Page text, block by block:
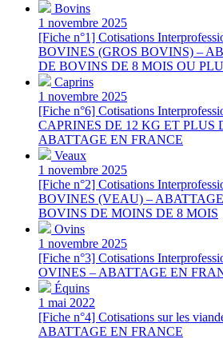
Bovins
1 novembre 2025
[Fiche n°1] Cotisations
BOVINES (GROS BOVINS) –
DE BOVINS DE 8 MOIS OU
Caprins
1 novembre 2025
[Fiche n°6] Cotisations
CAPRINES DE 12 KG ET PLUS
ABATTAGE EN FRANCE
Veaux
1 novembre 2025
[Fiche n°2] Cotisations
BOVINES (VEAU) –
BOVINS DE MOINS DE 8 MOIS
Ovins
1 novembre 2025
[Fiche n°3] Cotisations
OVINES – ABATTAGE EN
Équins
1 mai 2022
[Fiche n°4] Cotisations sur les
ABATTAGE EN FRANCE